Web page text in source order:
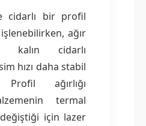
cidarlı bir profil
ağır
kalın cidarlı
hızı daha stabil
Profil ağırlığı
termal
değiştiği için lazer